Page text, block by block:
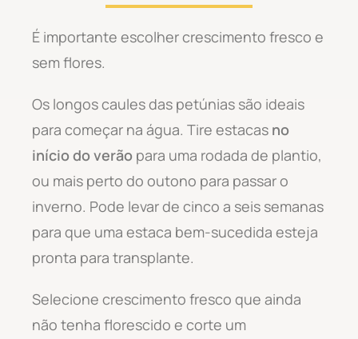
É importante escolher crescimento fresco e
sem flores.
Os longos caules das petúnias são ideais
para começar na água. Tire estacas no
início do verão para uma rodada de plantio,
ou mais perto do outono para passar o
inverno. Pode levar de cinco a seis semanas
para que uma estaca bem-sucedida esteja
pronta para transplante.
Selecione crescimento fresco que ainda
não tenha florescido e corte um